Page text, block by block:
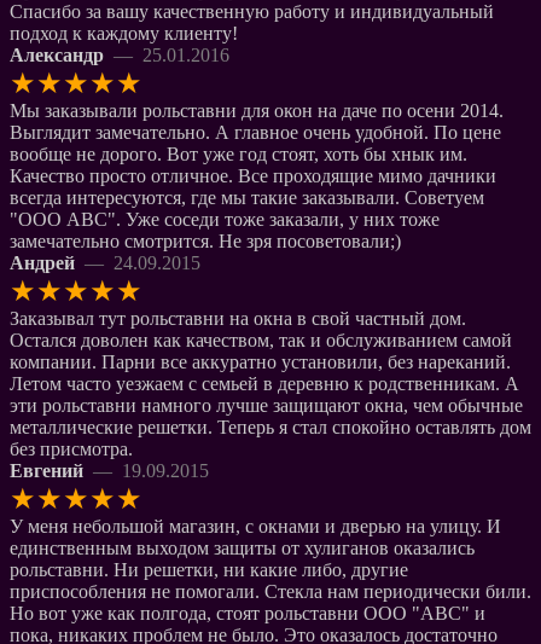
Спасибо за вашу качественную работу и индивидуальный
подход к каждому клиенту!
Александр — 25.01.2016
★★★★★
Мы заказывали рольставни для окон на даче по осени 2014.
Выглядит замечательно. А главное очень удобной. По цене
вообще не дорого. Вот уже год стоят, хоть бы хнык им.
Качество просто отличное. Все проходящие мимо дачники
всегда интересуются, где мы такие заказывали. Советуем
"ООО АВС". Уже соседи тоже заказали, у них тоже
замечательно смотрится. Не зря посоветовали;)
Андрей — 24.09.2015
★★★★★
Заказывал тут рольставни на окна в свой частный дом.
Остался доволен как качеством, так и обслуживанием самой
компании. Парни все аккуратно установили, без нареканий.
Летом часто уезжаем с семьей в деревню к родственникам. А
эти рольставни намного лучше защищают окна, чем обычные
металлические решетки. Теперь я стал спокойно оставлять дом
без присмотра.
Евгений — 19.09.2015
★★★★★
У меня небольшой магазин, с окнами и дверью на улицу. И
единственным выходом защиты от хулиганов оказались
рольставни. Ни решетки, ни какие либо, другие
приспособления не помогали. Стекла нам периодически били.
Но вот уже как полгода, стоят рольставни ООО "АВС" и
пока, никаких проблем не было. Это оказалось достаточно